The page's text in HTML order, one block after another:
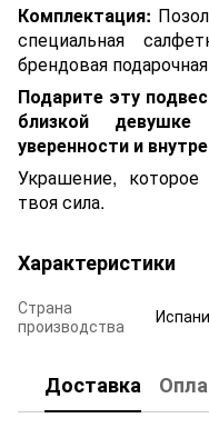
Комплектация:
специальная
брендовая
Подарите эту
близкой
уверенности и
Украшение,
твоя сила.
Характеристики
Страна
производства
Доставка